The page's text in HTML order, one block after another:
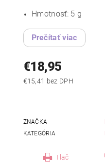
Hmotnosť: 5 g
Prečítať viac
€18,95
€15,41 bez DPH
ZNAČKA
KATEGÓRIA
Tlač